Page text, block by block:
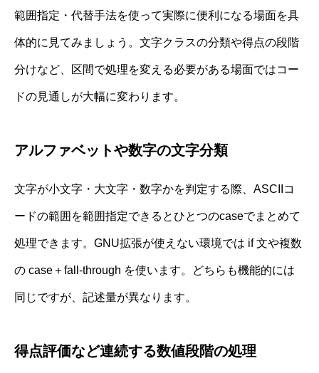
範囲指定・代替手法を使って実際に便利になる場面を具
体的に見てみましょう。文字クラスの分類や得点の段階
分けなど、区間で処理を変える必要がある場面ではコー
ドの見通しが大幅に変わります。
アルファベットや数字の文字分類
文字が小文字・大文字・数字かを判定する際、ASCIIコ
ードの範囲を範囲指定できるとひとつのcaseでまとめて
処理できます。GNU拡張が使えない環境では if 文や複数
の case＋fall‐through を使います。どちらも機能的には
同じですが、記述量が異なります。
得点評価など連続する数値段階の処理